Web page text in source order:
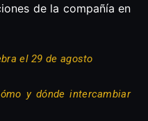
de la compañía en
el 29 de agosto
y dónde intercambiar